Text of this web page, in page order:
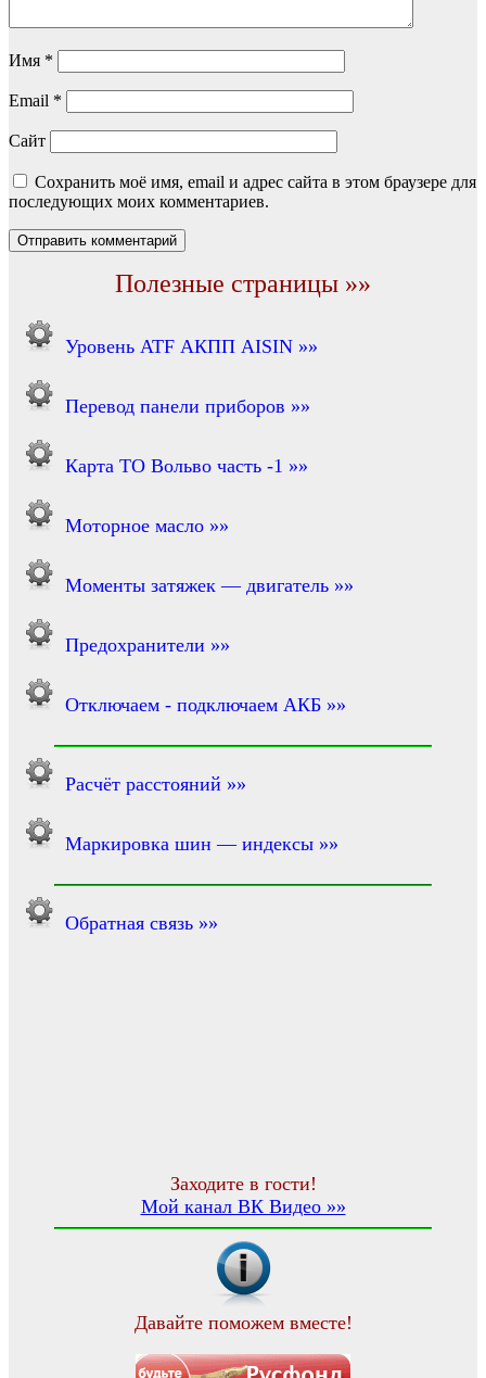
Имя *
Email *
Сайт
Сохранить моё имя, email и адрес сайта в этом браузере для
последующих моих комментариев.
Полезные страницы »»
Уровень ATF АКПП AISIN »»
Перевод панели приборов »»
Карта ТО Вольво часть -1 »»
Моторное масло »»
Моменты затяжек — двигатель »»
Предохранители »»
Отключаем - подключаем АКБ »»
Расчёт расстояний »»
Маркировка шин — индексы »»
Обратная связь »»
Заходите в гости!
Мой канал ВК Видео »»
Давайте поможем вместе!